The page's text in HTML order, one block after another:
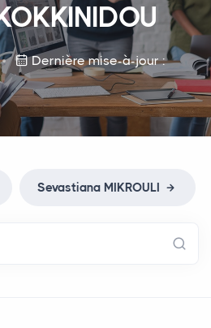
Dernière mise-à-jour :
Sevastiana MIKROULI